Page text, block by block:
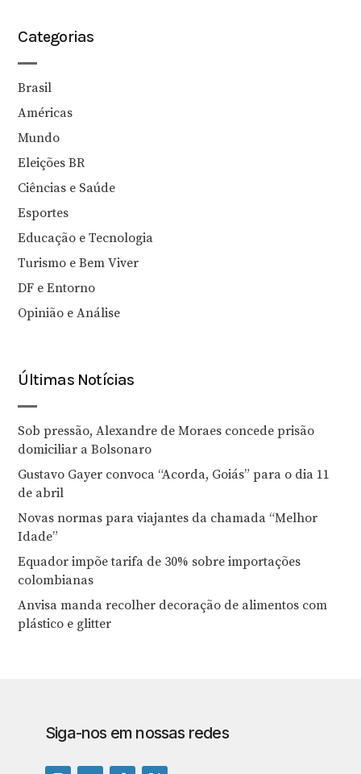
Categorias
Brasil
Américas
Mundo
Eleições BR
Ciências e Saúde
Esportes
Educação e Tecnologia
Turismo e Bem Viver
DF e Entorno
Opinião e Análise
Últimas Notícias
Sob pressão, Alexandre de Moraes concede prisão
domiciliar a Bolsonaro
Gustavo Gayer convoca “Acorda, Goiás” para o dia 11
de abril
Novas normas para viajantes da chamada “Melhor
Idade”
Equador impõe tarifa de 30% sobre importações
colombianas
Anvisa manda recolher decoração de alimentos com
plástico e glitter
Siga-nos em nossas redes